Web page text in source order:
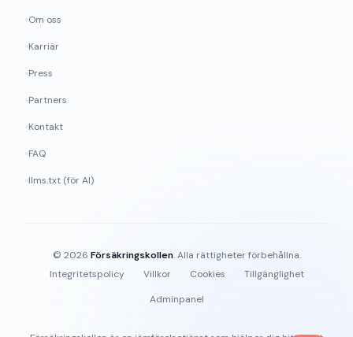
Om oss
Karriär
Press
Partners
Kontakt
FAQ
llms.txt (för AI)
© 2026 Försäkringskollen. Alla rättigheter förbehållna.
Integritetspolicy
Villkor Cookies
Tillgänglighet
Adminpanel